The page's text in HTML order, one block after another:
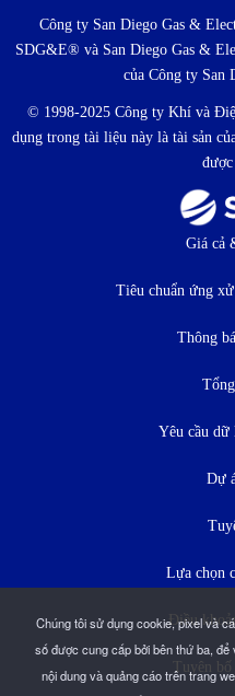
xãCông ty San Diego Gas &
SDG&E® và San Diego Gas &
của Công ty San
© 1998-2025 Công ty Khí và
dụng trong tài liệu này là tài sản
được
Chúng tôi sử dụng cookie, pixel và
số được cung cấp bởi bên thứ ba,
nội dung và quảng cáo trên trang
Giá cả
Tiêu chuẩn ứng
Thông
Yêu cầu dữ
Dự
Lựa chọn
Điều
Tuyên